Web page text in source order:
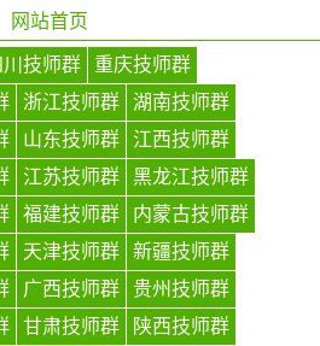
网站首页
川技师群
重庆技师群
浙江技师群
湖南技师群
山东技师群
江西技师群
江苏技师群
黑龙江技师群
福建技师群
内蒙古技师群
天津技师群
新疆技师群
广西技师群
贵州技师群
甘肃技师群
陕西技师群